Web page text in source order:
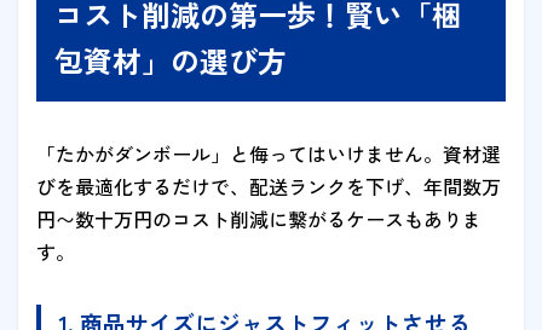
コスト削減の第一歩！賢い「梱
包資材」の選び方
「たかがダンボール」と侮ってはいけません。資材選
びを最適化するだけで、配送ランクを下げ、年間数万
円〜数十万円のコスト削減に繋がるケースもありま
す。
1. 商品サイズにジャストフィットさせる